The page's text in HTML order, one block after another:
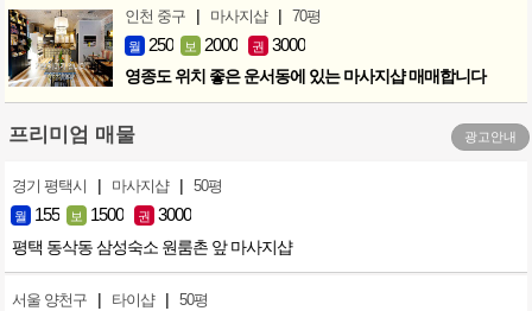
인천 중구 | 마사지샵 | 70평
월 250 보 2000 권 3000
영종도 위치 좋은 운서동에 있는 마사지샵 매매합니다
프리미엄 매물 광고안내
경기 평택시 | 마사지샵 | 50평
월 155 보 1500 권 3000
평택 동삭동 삼성숙소 원룸촌 앞 마사지샵
서울 양천구 | 타이샵 | 50평